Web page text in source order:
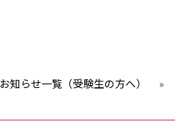
お知らせ一覧（受験生の方へ） »